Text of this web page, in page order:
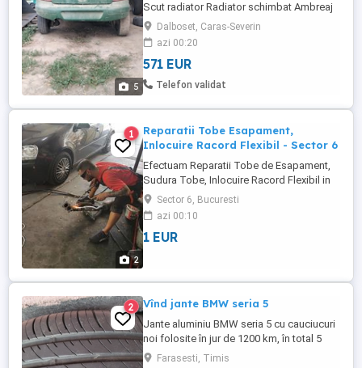
5
Scut radiator Radiator schimbat Ambreaj
schimbat Ciucuri offroad Scut motor
Motor 1.6 benzină 110hp
Dalboset, Caras-Severin
azi 00:20
571 EUR
Telefon validat
2
1
Reparatii Tobe Esapament,
Inlocuire Racord Flexibil - Sector 6
Efectuam Reparatii Tobe de Esapament,
Sudura Tobe, Inlocuire Racord Flexibil in
Prelungirea Ghencea, Nr. 99 Sudura tobe
rapid fara programare Sudura in regim de
urgenta Inlocuim racorduri flexibile orice
dimensiune din stoc sudura tobe in
Sector 6, Bucuresti
azi 00:10
1 EUR
2 Vînd jante BMW seria 5
Jante aluminiu BMW seria 5 cu cauciucuri
noi folosite în jur de 1200 km, în total 5
buc.la preț de 1500 lei
Farasesti, Timis